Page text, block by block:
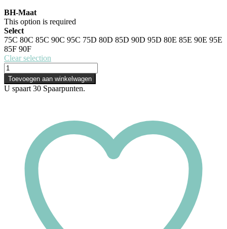
BH-Maat
This option is required
Select
75C 80C 85C 90C 95C 75D 80D 85D 90D 95D 80E 85E 90E 95E
85F 90F
Clear selection
Toevoegen aan winkelwagen
U spaart 30 Spaarpunten.